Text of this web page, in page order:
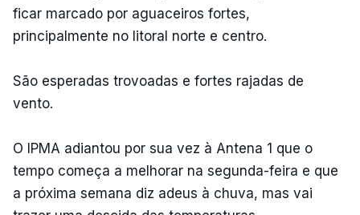
ficar marcado por aguaceiros fortes,
principalmente no litoral norte e centro.
São esperadas trovoadas e fortes rajadas de
vento.
O IPMA adiantou por sua vez à Antena 1 que o
tempo começa a melhorar na segunda-feira e que
a próxima semana diz adeus à chuva, mas vai